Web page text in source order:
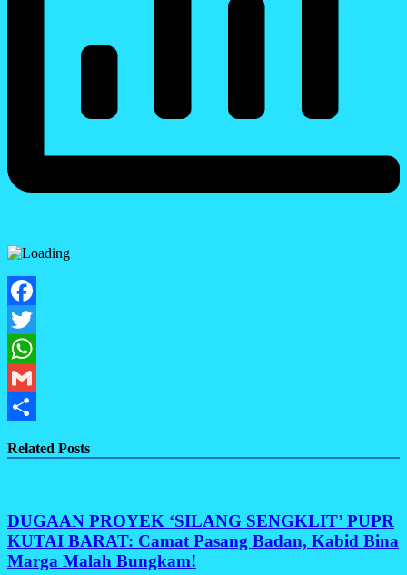
Facebook
Twitter
WhatsApp
Gmail
Related Posts
DUGAAN PROYEK ‘SILANG SENGKLIT’ PUPR
KUTAI BARAT: Camat Pasang Badan, Kabid Bina
Marga Malah Bungkam!